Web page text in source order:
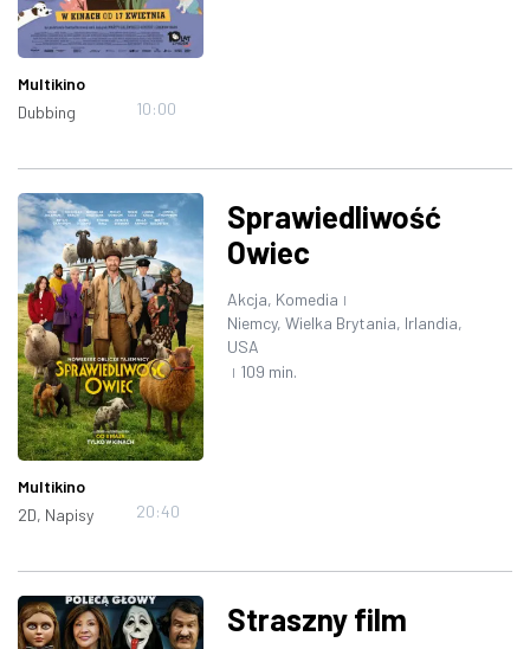
Multikino
Dubbing
10:00
Sprawiedliwość
Owiec
Akcja, Komedia |
Niemcy, Wielka Brytania, Irlandia,
USA
| 109 min.
Multikino
2D, Napisy
20:40
Straszny film